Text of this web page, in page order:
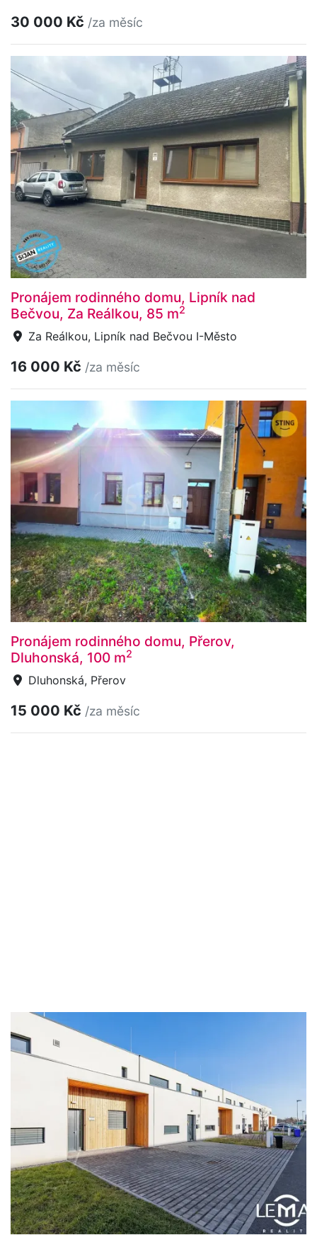
30 000 Kč /za měsíc
Pronájem rodinného domu, Lipník nad
Bečvou, Za Reálkou, 85 m2
Za Reálkou, Lipník nad Bečvou I-Město
16 000 Kč /za měsíc
Pronájem rodinného domu, Přerov,
Dluhonská, 100 m2
Dluhonská, Přerov
15 000 Kč /za měsíc